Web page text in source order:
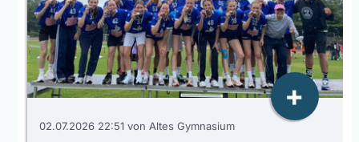
02.07.2026 22:51 von Altes Gymnasium
+